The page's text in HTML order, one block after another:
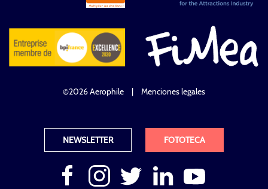
©2026 Aerophile Menciones legales
NEWSLETTER FOTOTECA